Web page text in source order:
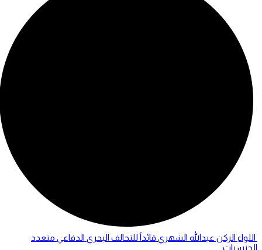
اللواء الركن عبدالله الشهري قائداً للتحالف البحري الدفاعي متعدد
الجنسيات